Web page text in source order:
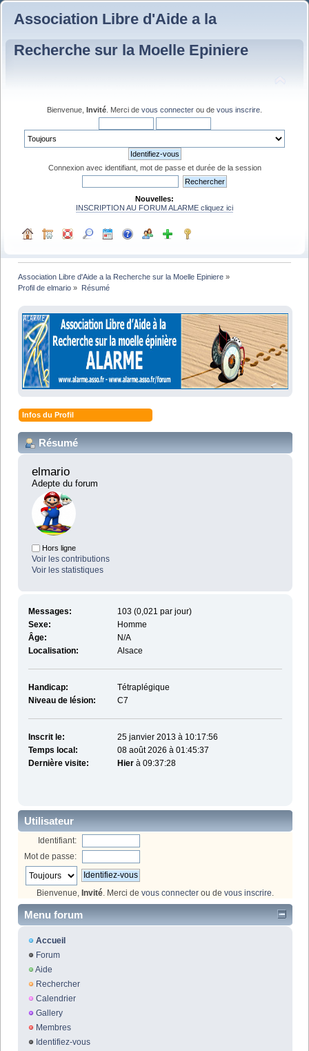
Association Libre d'Aide a la
Recherche sur la Moelle Epiniere
Bienvenue, Invité . Merci de vous connecter ou de vous inscrire
Connexion avec identifiant, mot de passe et durée de la session
Nouvelles:
INSCRIPTION AU FORUM ALARME cliquez ici
Association Libre d'Aide a la Recherche sur la Moelle Epiniere »
Profil de elmario » Résumé
Infos du Profil
Résumé
elmario
Adepte du forum
Hors ligne
Voir les contributions
Voir les statistiques
Messages:
103 (0,021 par jour)
Sexe:
Homme
Âge:
N/A
Localisation:
Alsace
Handicap:
Tétraplégique
Niveau de lésion:
C7
Inscrit le:
25 janvier 2013 à 10:17:56
Temps local:
08 août 2026 à 01:45:37
Dernière visite:
Hierà 09:37:28
Utilisateur
Identifiant:
Mot de passe:
Bienvenue, Invité . Merci de vous connecter ou de vous inscrire
Menu forum
Accueil
Forum
Aide
Rechercher
Calendrier
Gallery
Membres
Identifiez-vous